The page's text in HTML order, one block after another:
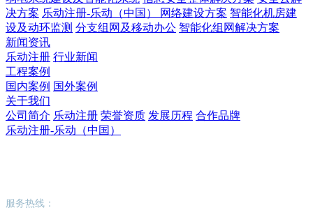
决方案 乐动注册-乐动（中国） 网络建设方案 智能化机房建
设及动环监测 分支组网及移动办公 智能化组网解决方案
新闻资讯
乐动注册 行业新闻
工程案例
国内案例 国外案例
关于我们
公司简介 乐动注册 荣誉资质 发展历程 合作品牌
乐动注册-乐动（中国）
服务热线：